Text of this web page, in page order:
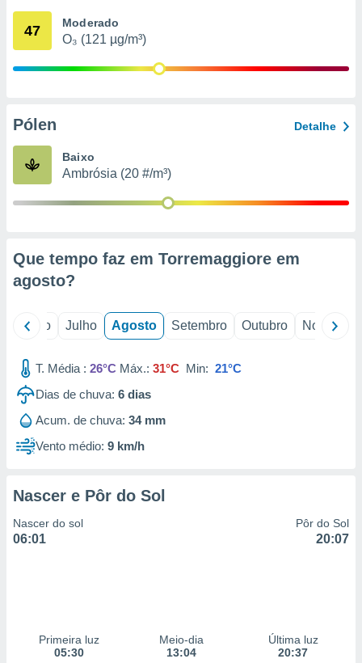
através
estudos
1199
47 Moderado
O₃ (121 µg/m³)
Pólen Detalhe
Baixo
Ambrósia (20 #/m³)
Que tempo faz em Torremaggiore em
agosto?
Junho Julho Agosto Setembro Outubro Novembro
T. Média : 26°C Máx.: 31°C Min: 21°C
Dias de chuva: 6 dias
Acum. de chuva: 34 mm
Vento médio: 9 km/h
Nascer e Pôr do Sol
Nascer do sol
06:01
Pôr do Sol
20:07
Primeira luz
05:30
Meio-dia
13:04
Última luz
20:37